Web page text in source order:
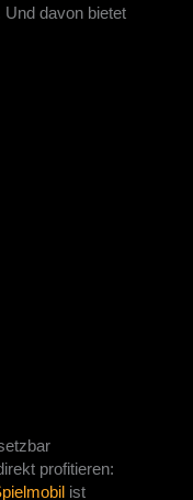
davon bietet
profitieren:
ist